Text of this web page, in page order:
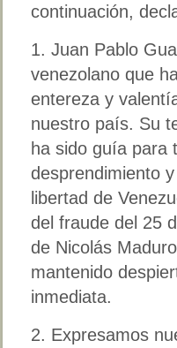
continuación,
1. Juan Pablo
venezolano que
entereza y
nuestro país. Su
ha sido guía para
desprendimiento
libertad de
del fraude del 25
de Nicolás
mantenido
inmediata.
2. Expresamos